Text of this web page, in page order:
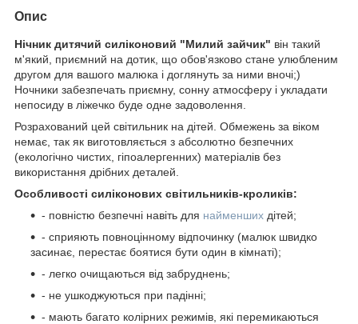
Опис
Нічник дитячий силіконовий "Милий зайчик" він такий
м'який, приємний на дотик, що обов'язково стане улюбленим
другом для вашого малюка і доглянуть за ними вночі;)
Ночники забезпечать приємну, сонну атмосферу і укладати
непосиду в ліжечко буде одне задоволення.
Розрахований цей світильник на дітей. Обмежень за віком
немає, так як виготовляється з абсолютно безпечних
(екологічно чистих, гіпоалергенних) матеріалів без
використання дрібних деталей.
Особливості силіконових світильників-кроликів:
- повністю безпечні навіть для найменших дітей;
- сприяють повноцінному відпочинку (малюк швидко
засинає, перестає боятися бути один в кімнаті);
- легко очищаються від забруднень;
- не ушкоджуються при падінні;
- мають багато колірних режимів, які перемикаються